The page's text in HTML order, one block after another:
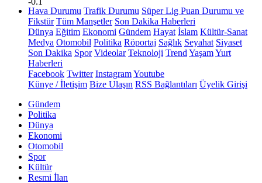
Hava Durumu Trafik Durumu Süper Lig Puan Durumu ve
Fikstür Tüm Manşetler Son Dakika Haberleri
Dünya Eğitim Ekonomi Gündem Hayat İslam Kültür-Sanat
Medya Otomobil Politika Röportaj Sağlık Seyahat Siyaset
Son Dakika Spor Videolar Teknoloji Trend YaşamYurt
Haberleri
Facebook Twitter InstagramYoutube
Künye / İletişim Bize Ulaşın RSS Bağlantıları Üyelik Girişi
Gündem
Politika
Dünya
Ekonomi
Otomobil
Spor
Kültür
Resmi İlan